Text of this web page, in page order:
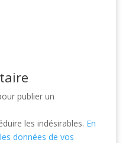
publier un
les indésirables. En
données de vos